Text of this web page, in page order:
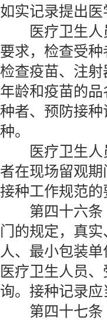
如实记录提出医
医疗卫生人员
要求，检查受
检查疫苗、注
年龄和疫苗的
种者、预防接
种。
医疗卫生人员
者在现场留观
接种工作规范
第四十六条
门的规定，真
人、最小包装
医疗卫生人员
询。接种记录
第四十七条